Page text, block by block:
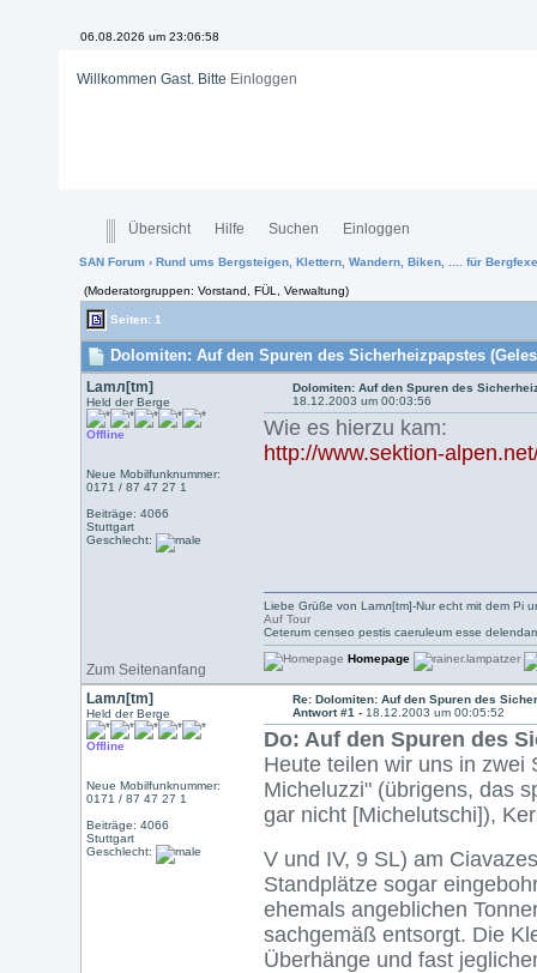
06.08.2026 um 23:06:59
Willkommen Gast. Bitte Einloggen
Übersicht Hilfe Suchen Einloggen
SAN Forum › Rund ums Bergsteigen, Klettern, Wandern, Biken, .... für
(Moderatorgruppen: Vorstand, FÜL, Verwaltung)
Seiten: 1
Dolomiten: Auf den Spuren des Sicherheizpapstes
Lamл[tm]
Held der Berge
Offline
Neue Mobilfunknummer:
0171 / 87 47 27 1
Beiträge: 4066
Stuttgart
Geschlecht:
Dolomiten: Auf den Spuren des
18.12.2003 um 00:03:56
Wie es hierzu kam:
http://www.sektion-
Zum Seitenanfang
Liebe Grüße von Lamл[tm]-Nur echt mit dem Pi
Auf Tour
Ceterum censeo pestis caeruleum esse
Homepage
Lamл[tm]
Held der Berge
Offline
Neue Mobilfunknummer:
0171 / 87 47 27 1
Beiträge: 4066
Stuttgart
Geschlecht:
Re: Dolomiten: Auf den Spuren des
Antwort #1 - 18.12.2003 um 00:05:52
Do: Auf den Spuren des
Heute teilen wir uns in zwei
Micheluzzi" (übrigens, das
gar nicht [Michelutschi]),
V und IV, 9 SL) am
Standplätze sogar
ehemals angeblichen
sachgemäß entsorgt. Die
Überhänge und fast